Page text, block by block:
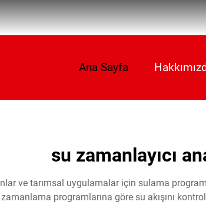
Ana Sayfa
su zamanlayıcı
ve tarımsal uygulamalar için sulama
programlarına göre su akışını